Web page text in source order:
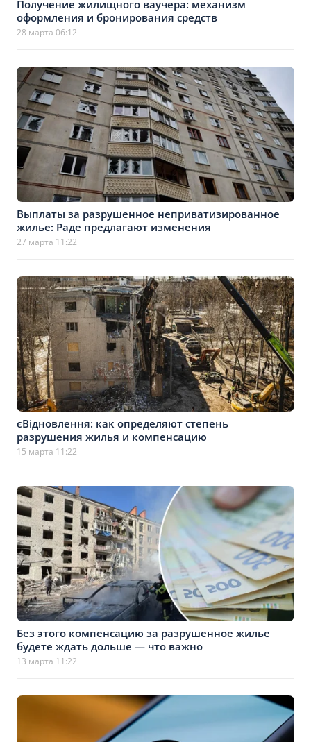
Получение жилищного ваучера: механизм
оформления и бронирования средств
28 марта 06:12
Выплаты за разрушенное неприватизированное
жилье: Раде предлагают изменения
27 марта 11:22
єВідновлення: как определяют степень
разрушения жилья и компенсацию
15 марта 11:22
Без этого компенсацию за разрушенное жилье
будете ждать дольше — что важно
13 марта 11:22